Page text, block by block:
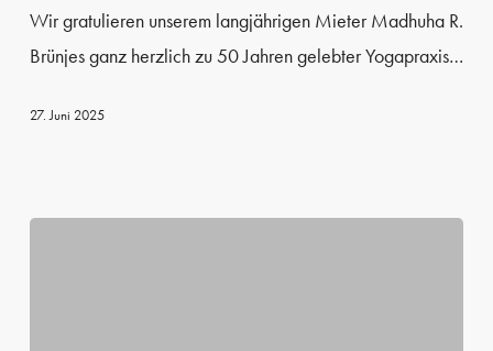
Madhuha
Brünjes
herzlich
Jubiläum
Wir gratulieren unserem langjährigen Mieter Madhuha R.
Brünjes ganz herzlich zu 50 Jahren gelebter Yogapraxis…
27. Juni 2025